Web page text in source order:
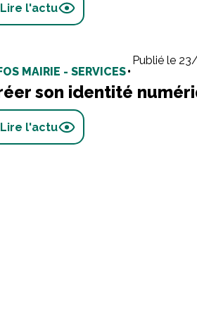
Lire l'actu
MAIRIE - SERVICES•
Publié le
son identité
Lire l'actu